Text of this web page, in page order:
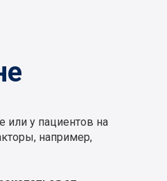
или у пациентов на
например,